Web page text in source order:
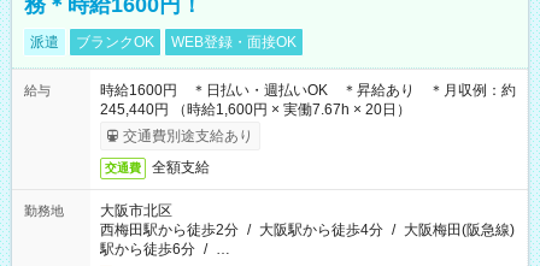
務＊時給1600円！
派遣 ブランクOK WEB登録・面接OK
給与
時給1600円 ＊日払い・週払いOK ＊昇給あり ＊月収例：約
245,440円 （時給1,600円 × 実働7.67h × 20日）
交通費別途支給あり
交通費 全額支給
勤務地
大阪市北区
西梅田駅から徒歩2分 / 大阪駅から徒歩4分 / 大阪梅田(阪急線)
駅から徒歩6分 / …